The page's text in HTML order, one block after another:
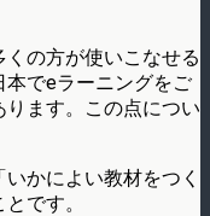
の方が使いこなせる
本でeラーニングをご
ます。この点につい
かによい教材をつく
です。